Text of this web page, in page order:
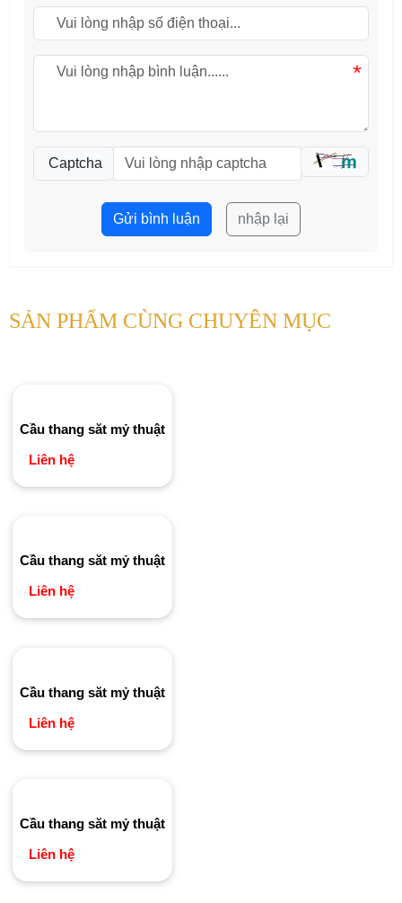
*
Captcha
Gửi bình luận nhập lại
SẢN PHẨM CÙNG CHUYÊN MỤC
Cầu thang săt mỷ thuật
Liên hệ
Cầu thang săt mỷ thuật
Liên hệ
Cầu thang săt mỷ thuật
Liên hệ
Cầu thang săt mỷ thuật
Liên hệ